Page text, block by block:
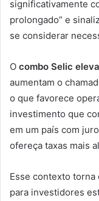
significativamente
prolongado” e
se considerar
O combo Selic
aumentam o
o que favorece
investimento que
em um país com
ofereça taxas mais
Esse contexto
para investidores